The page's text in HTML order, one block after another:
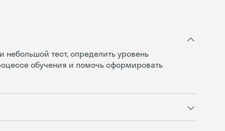
тест, определить уровень
обучения и помочь сформировать